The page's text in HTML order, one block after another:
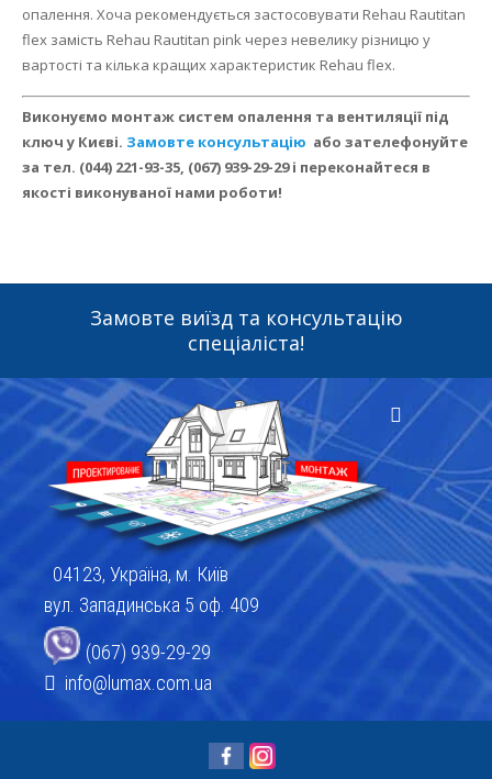
опалення. Хоча рекомендується застосовувати Rehau Rautitan
flex замість Rehau Rautitan pink через невелику різницю у
вартості та кілька кращих характеристик Rehau flex.
Виконуємо монтаж систем опалення та вентиляції під
ключ у Києві. Замовте консультацію або зателефонуйте
за тел. (044) 221-93-35, (067) 939-29-29 і переконайтеся в
якості виконуваної нами роботи!
Замовте виїзд та консультацію
спеціаліста!
04123, Україна, м. Київ
вул. Западинська 5 оф. 409
(067) 939-29-29
info@lumax.com.ua